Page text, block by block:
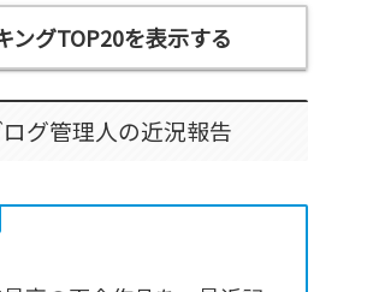
ングTOP20を表示する
グ管理人の近況報告